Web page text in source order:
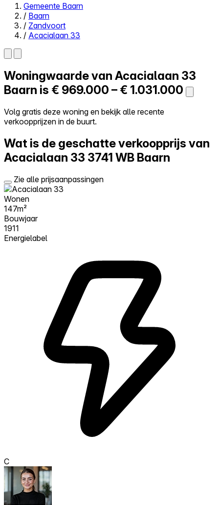
Close menu
Zelf kopen
Alles-in-één
Reviews
Log in
Gemeente Baarn
/ Baarn
/ Zandvoort
/ Acacialaan 33
Woningwaarde van Acacialaan 33
Baarn is € 969.000 – € 1.031.000
Volg gratis deze woning en bekijk alle recente
verkoopprijzen in de buurt.
Wat is de geschatte verkoopprijs van
Acacialaan 33 3741 WB Baarn
Zie alle prijsaanpassingen
Wonen
147m²
Bouwjaar
1911
Energielabel
C